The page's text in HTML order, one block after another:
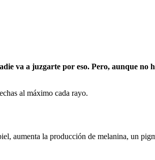
va a juzgarte por eso. Pero, aunque no
al máximo cada rayo.
aumenta la producción de melanina, un